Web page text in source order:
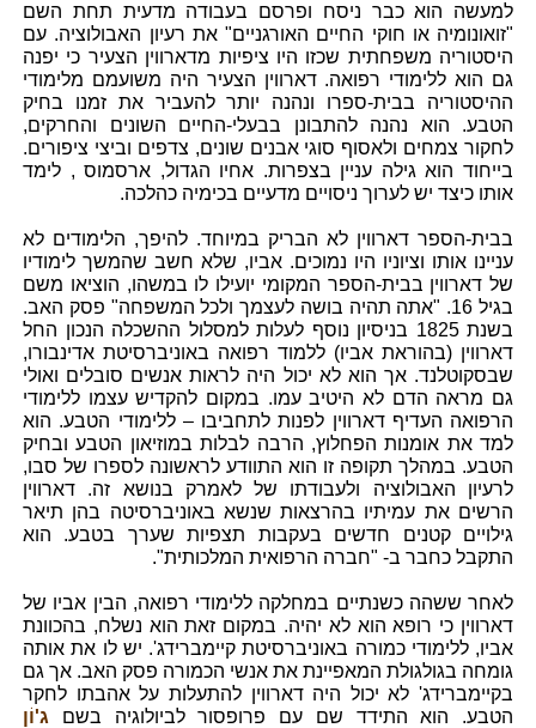
למעשה הוא כבר ניסח ופרסם בעבודה מדעית תחת השם
"זואונומיה או חוקי החיים האורגניים" את רעיון האבולוציה. עם
היסטוריה משפחתית שכזו היו ציפיות מדארווין הצעיר כי יפנה
גם הוא ללימודי רפואה. דארווין הצעיר היה משועמם מלימודי
ההיסטוריה בבית-ספרו ונהנה יותר להעביר את זמנו בחיק
הטבע. הוא נהנה להתבונן בבעלי-החיים השונים והחרקים,
לחקור צמחים ולאסוף סוגי אבנים שונים, צדפים וביצי ציפורים.
בייחוד הוא גילה עניין בצפרות. אחיו הגדול, ארסמוס , לימד
אותו כיצד יש לערוך ניסויים מדעיים בכימיה כהלכה.
בבית-הספר דארווין לא הבריק במיוחד. להיפך, הלימודים לא
עניינו אותו וציוניו היו נמוכים. אביו, שלא חשב שהמשך לימודיו
של דארווין בבית-הספר המקומי יועילו לו במשהו, הוציאו משם
בגיל 16. "אתה תהיה בושה לעצמך ולכל המשפחה" פסק האב.
בשנת 1825 בניסיון נוסף לעלות למסלול ההשכלה הנכון החל
דארווין (בהוראת אביו) ללמוד רפואה באוניברסיטת אדינבורו,
שבסקוטלנד. אך הוא לא יכול היה לראות אנשים סובלים ואולי
גם מראה הדם לא היטיב עמו. במקום להקדיש עצמו ללימודי
הרפואה העדיף דארווין לפנות לתחביבו – ללימודי הטבע. הוא
למד את אומנות הפחלוץ, הרבה לבלות במוזיאון הטבע ובחיק
הטבע. במהלך תקופה זו הוא התוודע לראשונה לספרו של סבו,
לרעיון האבולוציה ולעבודתו של לאמרק בנושא זה. דארווין
הרשים את עמיתיו בהרצאות שנשא באוניברסיטה בהן תיאר
גילויים קטנים חדשים בעקבות תצפיות שערך בטבע. הוא
התקבל כחבר ב- "חברה הרפואית המלכותית".
לאחר ששהה כשנתיים במחלקה ללימודי רפואה, הבין אביו של
דארווין כי רופא הוא לא יהיה. במקום זאת הוא נשלח, בהכוונת
אביו, ללימודי כמורה באוניברסיטת קיימברידג'. יש לו את אותה
גומחה בגולגולת המאפיינת את אנשי הכמורה פסק האב. אך גם
בקיימברידג' לא יכול היה דארווין להתעלות על אהבתו לחקר
הטבע. הוא התידד שם עם פרופסור לביולוגיה בשם ג'וֹן